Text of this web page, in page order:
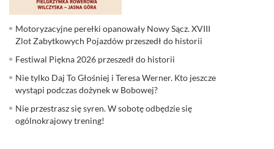
Motoryzacyjne perełki opanowały Nowy Sącz. XVIII
Zlot Zabytkowych Pojazdów przeszedł do historii
Festiwal Piękna 2026 przeszedł do historii
Nie tylko Daj To Głośniej i Teresa Werner. Kto jeszcze
wystąpi podczas dożynek w Bobowej?
Nie przestrasz się syren. W sobotę odbędzie się
ogólnokrajowy trening!